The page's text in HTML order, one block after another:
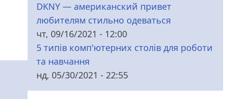
DKNY — американский привет
любителям стильно одеваться
чт, 09/16/2021 - 12:00
5 типів комп'ютерних столів для роботи
та навчання
нд, 05/30/2021 - 22:55